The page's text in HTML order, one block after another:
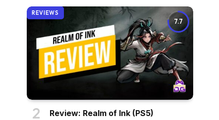
7.7
REVIEWS
Review: Realm of Ink (PS5)